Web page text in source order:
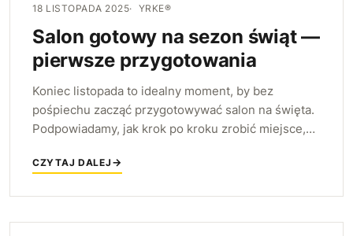
18 LISTOPADA 2025 YRKE®
Salon gotowy na sezon świąt —
pierwsze przygotowania
Koniec listopada to idealny moment, by bez
pośpiechu zacząć przygotowywać salon na święta.
Podpowiadamy, jak krok po kroku zrobić miejsce,
cieplejszy nastrój, zanim nastanie grudniowy
CZYTAJ DALEJ